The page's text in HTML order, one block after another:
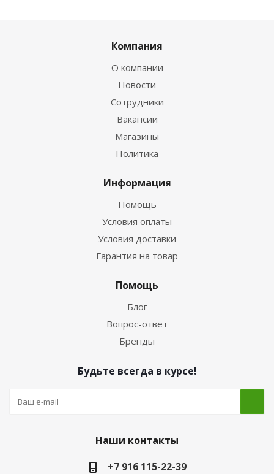
Компания
О компании
Новости
Сотрудники
Вакансии
Магазины
Политика
Информация
Помощь
Условия оплаты
Условия доставки
Гарантия на товар
Помощь
Блог
Вопрос-ответ
Бренды
Будьте всегда в курсе!
Наши контакты
+7 916 115-22-39